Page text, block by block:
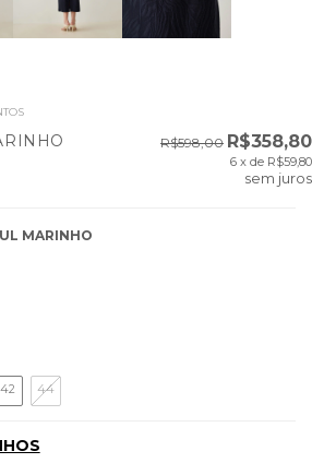
R$598,00 R$358,80
6 x de R$59,80
sem juros
MARINHO
42 44